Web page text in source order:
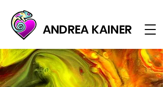
ANDREA KAINER